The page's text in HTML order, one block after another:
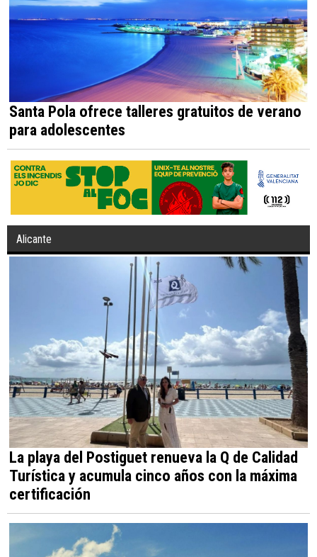
Santa Pola ofrece talleres gratuitos de verano
para adolescentes
Alicante
La playa del Postiguet renueva la Q de Calidad
Turística y acumula cinco años con la máxima
certificación